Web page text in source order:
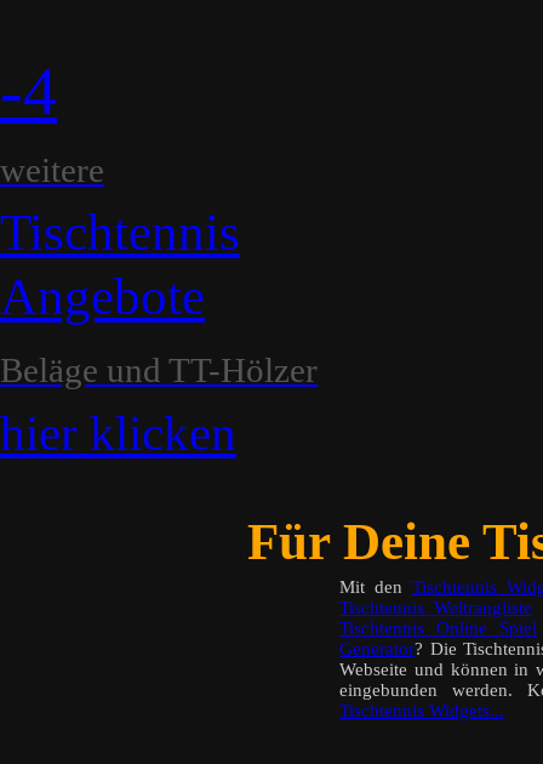
-4
weitere
Tischtennis
Angebote
Beläge und TT-Hölzer
hier klicken
Für Deine
Mit den Tischtennis
Tischtennis Weltrangliste
Tischtennis Online Spiel
Generator? Die
Webseite und können in
eingebunden werden.
Tischtennis Widgets...